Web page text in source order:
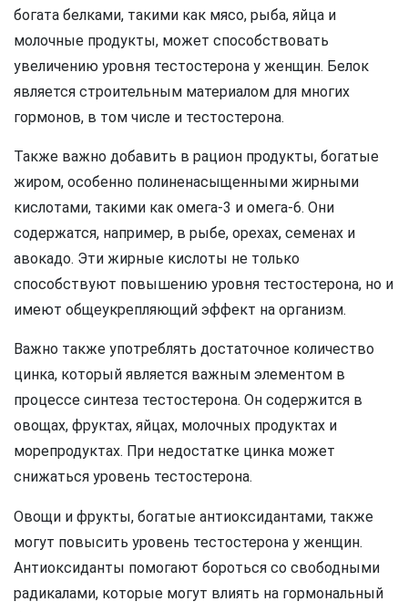
богата белками, такими как мясо, рыба, яйца и
молочные продукты, может способствовать
увеличению уровня тестостерона у женщин. Белок
является строительным материалом для многих
гормонов, в том числе и тестостерона.
Также важно добавить в рацион продукты, богатые
жиром, особенно полиненасыщенными жирными
кислотами, такими как омега-3 и омега-6. Они
содержатся, например, в рыбе, орехах, семенах и
авокадо. Эти жирные кислоты не только
способствуют повышению уровня тестостерона, но и
имеют общеукрепляющий эффект на организм.
Важно также употреблять достаточное количество
цинка, который является важным элементом в
процессе синтеза тестостерона. Он содержится в
овощах, фруктах, яйцах, молочных продуктах и
морепродуктах. При недостатке цинка может
снижаться уровень тестостерона.
Овощи и фрукты, богатые антиоксидантами, также
могут повысить уровень тестостерона у женщин.
Антиоксиданты помогают бороться со свободными
радикалами, которые могут влиять на гормональный